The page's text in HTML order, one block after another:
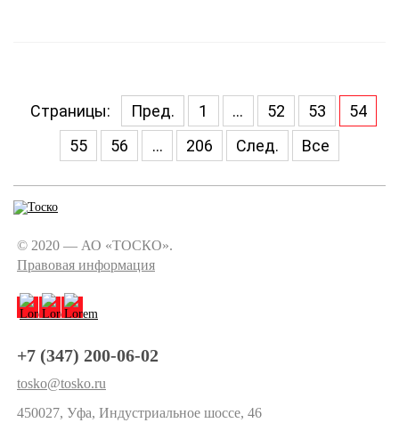
Страницы: Пред. 1 ... 52 53
54
55
56 ... 206 След. Все
© 2020 — АО «ТОСКО».
Правовая информация
+7 (347) 200-06-02
tosko@tosko.ru
450027, Уфа, Индустриальное шоссе, 46